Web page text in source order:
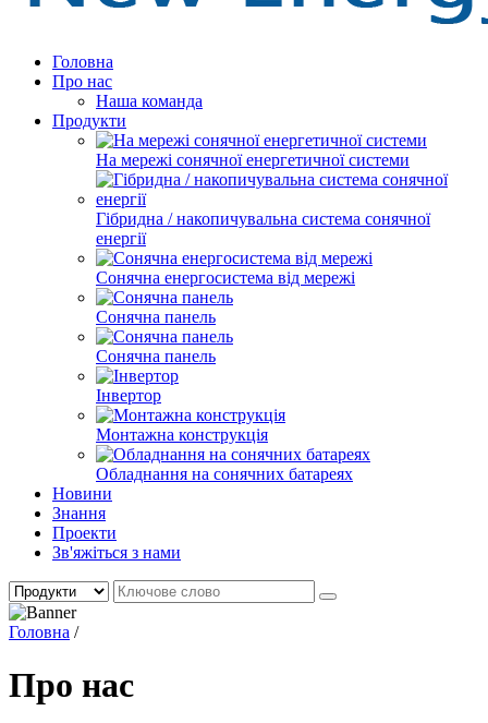
Головна
Про нас
Наша команда
Продукти
На мережі сонячної енергетичної системи
Гібридна / накопичувальна система сонячної
енергії
Сонячна енергосистема від мережі
Сонячна панель
Сонячна панель
Інвертор
Монтажна конструкція
Обладнання на сонячних батареях
Новини
Знання
Проекти
Зв'яжіться з нами
Головна /
Про нас